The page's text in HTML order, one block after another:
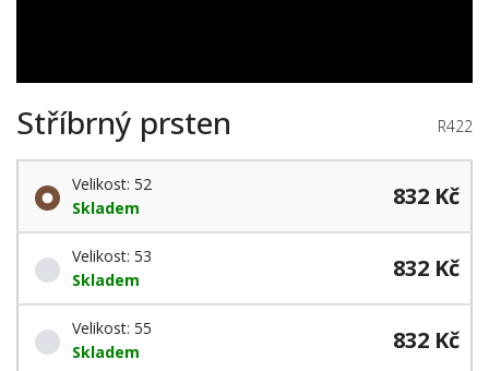
Stříbrný prsten R422
Velikost: 52
Skladem
832 Kč
Velikost: 53
Skladem
832 Kč
Velikost: 55
Skladem
832 Kč